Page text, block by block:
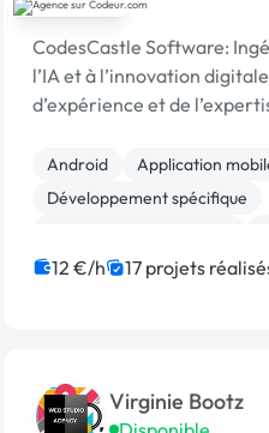
CodesCastle Software:
l’IA et à l’innovation digitale Fort de plus de 11 ans
d’expérience et de
Android Application
Développement spécifique
PHP
Full-stack
12 €/h 17 projets
Virginie Bootz